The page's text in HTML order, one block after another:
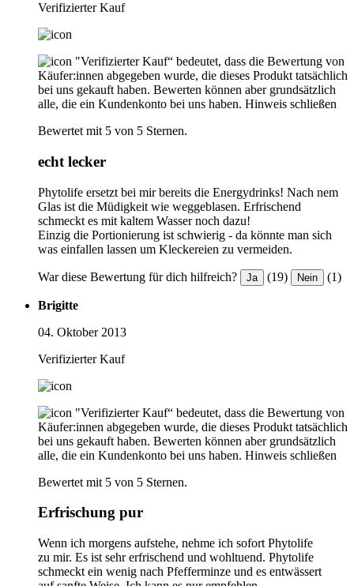
Verifizierter Kauf
"Verifizierter Kauf“ bedeutet, dass die Bewertung von
Käufer:innen abgegeben wurde, die dieses Produkt tatsächlich
bei uns gekauft haben. Bewerten können aber grundsätzlich
alle, die ein Kundenkonto bei uns haben. Hinweis schließen
Bewertet mit 5 von 5 Sternen.
echt lecker
Phytolife ersetzt bei mir bereits die Energydrinks! Nach nem
Glas ist die Müdigkeit wie weggeblasen. Erfrischend
schmeckt es mit kaltem Wasser noch dazu!
Einzig die Portionierung ist schwierig - da könnte man sich
was einfallen lassen um Kleckereien zu vermeiden.
War diese Bewertung für dich hilfreich? Ja (19) Nein (1)
Brigitte
04. Oktober 2013
Verifizierter Kauf
"Verifizierter Kauf“ bedeutet, dass die Bewertung von
Käufer:innen abgegeben wurde, die dieses Produkt tatsächlich
bei uns gekauft haben. Bewerten können aber grundsätzlich
alle, die ein Kundenkonto bei uns haben. Hinweis schließen
Bewertet mit 5 von 5 Sternen.
Erfrischung pur
Wenn ich morgens aufstehe, nehme ich sofort Phytolife
zu mir. Es ist sehr erfrischend und wohltuend. Phytolife
schmeckt ein wenig nach Pfefferminze und es entwässert